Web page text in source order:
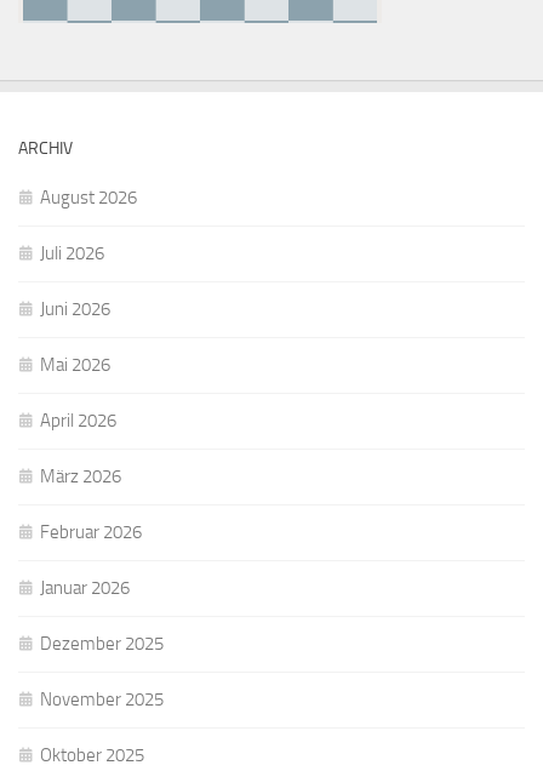
ARCHIV
August 2026
Juli 2026
Juni 2026
Mai 2026
April 2026
März 2026
Februar 2026
Januar 2026
Dezember 2025
November 2025
Oktober 2025